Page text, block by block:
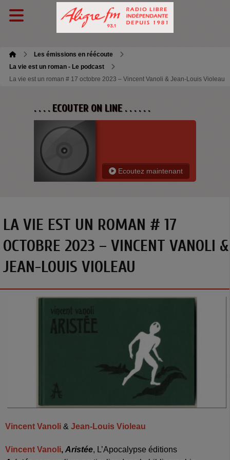
Les émissions en réécoute
La vie est un roman - Le podcast
La vie est un roman # 17 octobre 2023 – Vincent Vanoli & Jean-Louis Violeau
. . . . ECOUTER ON LINE . . . . . .
Ecoutez maintenant
LA VIE EST UN ROMAN # 17
OCTOBRE 2023 – VINCENT VANOLI &
JEAN-LOUIS VIOLEAU
Vincent Vanoli & Jean-Louis Violeau
Vincent Vanoli, Aristée, L’Apocalypse éditions